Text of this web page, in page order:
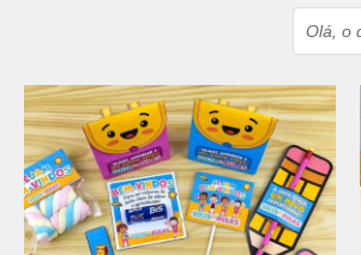
Search
for: